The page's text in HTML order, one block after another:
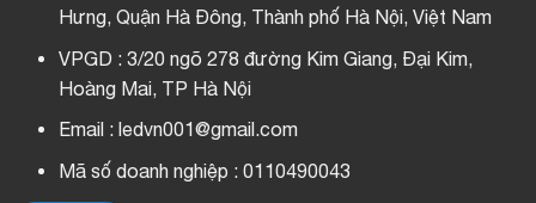
Hưng, Quận Hà Đông, Thành phố Hà Nội, Việt Nam
VPGD : 3/20 ngõ 278 đường Kim Giang, Đại Kim,
Hoàng Mai, TP Hà Nội
Email : ledvn001@gmail.com
Mã số doanh nghiệp : 0110490043